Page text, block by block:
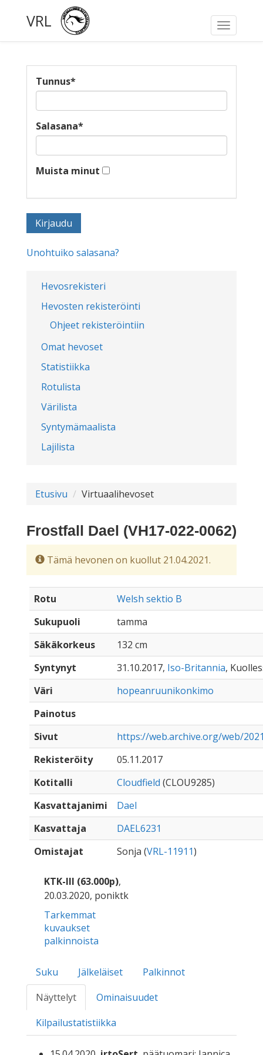
Toggle
VRL
Hevosrekisteri
Hevosten rekisteröinti
Ohjeet rekisteröintiin
Omat hevoset
Statistiikka
Rotulista
Värilista
Syntymämaalista
Lajilista
Tunnus*
Salasana*
Muista minut
Unohtuiko salasana?
Etusivu Virtuaalihevoset
Frostfall Dael (VH17-022-0062)
Tämä hevonen on kuollut 21.04.2021.
Rotu
Welsh sektio B
Sukupuoli
tamma
Säkäkorkeus
132 cm
Syntynyt
31.10.2017, Iso-Britannia,
Väri
hopeanruunikonkimo
Painotus
Sivut
https://web.archive.org/web/
Rekisteröity
05.11.2017
Kotitalli
Cloudfield (CLOU9285)
Kasvattajanimi
Dael
Kasvattaja
DAEL6231
Omistajat
Sonja (VRL-11911)
KTK-III (63.000p),
20.03.2020, poniktk
Tarkemmat
kuvaukset
palkinnoista
Suku Jälkeläiset
Palkinnot
Näyttelyt
Ominaisuudet
Kilpailustatistiikka